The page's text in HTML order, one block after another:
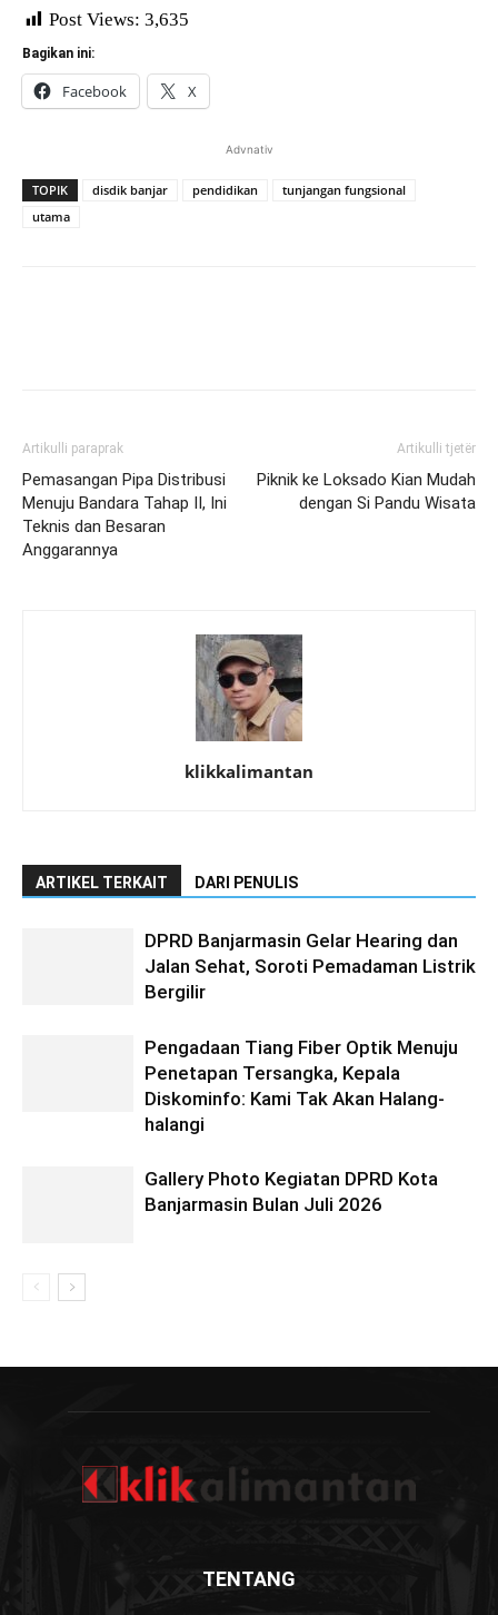
Post Views: 3,635
Bagikan ini:
Facebook X
Advnativ
TOPIK disdik banjar pendidikan
tunjangan fungsional
utama
Artikulli paraprak
Pemasangan Pipa Distribusi
Menuju Bandara Tahap II, Ini
Teknis dan Besaran
Anggarannya
Artikulli tjetër
Piknik ke Loksado Kian Mudah
dengan Si Pandu Wisata
klikkalimantan
ARTIKEL TERKAIT DARI PENULIS
DPRD Banjarmasin Gelar Hearing dan
Jalan Sehat, Soroti Pemadaman Listrik
Bergilir
Pengadaan Tiang Fiber Optik Menuju
Penetapan Tersangka, Kepala
Diskominfo: Kami Tak Akan Halang-
halangi
Gallery Photo Kegiatan DPRD Kota
Banjarmasin Bulan Juli 2026
TENTANG